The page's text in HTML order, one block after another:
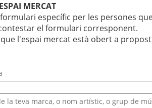
MERCAT
específic per les persones
el formulari corresponent.
l'espai mercat està obert a
la teva marca, o nom artístic, o grup de